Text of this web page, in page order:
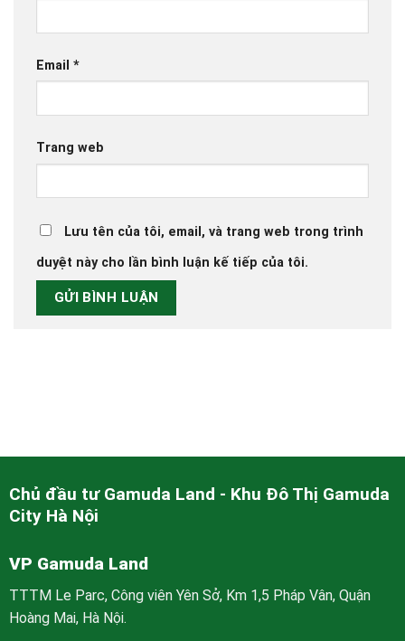
Email *
Trang web
Lưu tên của tôi, email, và trang web trong trình
duyệt này cho lần bình luận kế tiếp của tôi.
Chủ đầu tư Gamuda Land - Khu Đô Thị Gamuda
City Hà Nội
VP Gamuda Land
TTTM Le Parc, Công viên Yên Sở, Km 1,5 Pháp Vân, Quận
Hoàng Mai, Hà Nội.